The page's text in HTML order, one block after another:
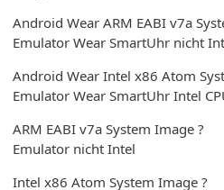
Android Wear ARM EABI v7a
Emulator Wear SmartUhr nicht
Android Wear Intel x86 Atom
Emulator Wear SmartUhr Intel
ARM EABI v7a System Image ?
Emulator nicht Intel
Intel x86 Atom System Image ?